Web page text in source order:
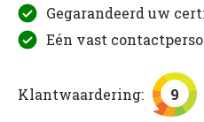
Gegarandeerd uw
Eén vast
Klantwaardering: 9